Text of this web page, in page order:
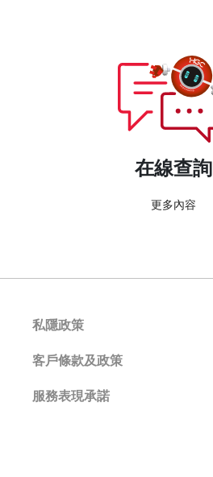
在線查詢
更多內容
私隱政策
客戶條款及政策
服務表現承諾